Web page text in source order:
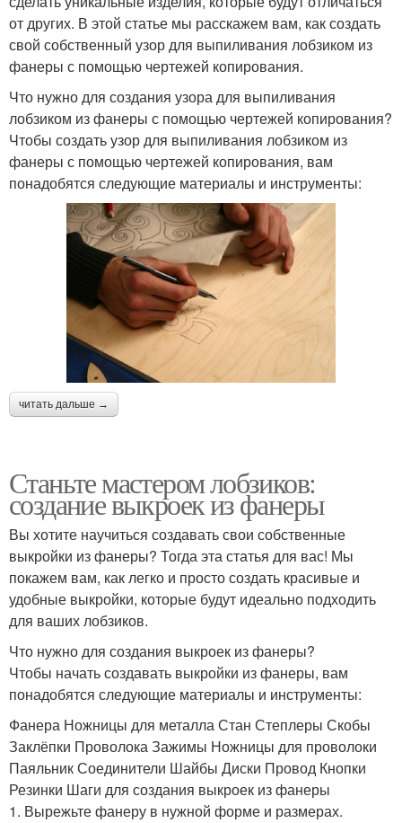
от других. В этой статье мы расскажем вам, как создать
свой собственный узор для выпиливания лобзиком из
фанеры с помощью чертежей копирования.
Что нужно для создания узора для выпиливания
лобзиком из фанеры с помощью чертежей копирования?
Чтобы создать узор для выпиливания лобзиком из
фанеры с помощью чертежей копирования, вам
понадобятся следующие материалы и инструменты:
читать дальше →
Станьте мастером лобзиков:
создание выкроек из фанеры
Вы хотите научиться создавать свои собственные
выкройки из фанеры? Тогда эта статья для вас! Мы
покажем вам, как легко и просто создать красивые и
удобные выкройки, которые будут идеально подходить
для ваших лобзиков.
Что нужно для создания выкроек из фанеры?
Чтобы начать создавать выкройки из фанеры, вам
понадобятся следующие материалы и инструменты:
Фанера Ножницы для металла Стан Степлеры Скобы
Заклёпки Проволока Зажимы Ножницы для проволоки
Паяльник Соединители Шайбы Диски Провод Кнопки
Резинки Шаги для создания выкроек из фанеры
1. Вырежьте фанеру в нужной форме и размерах.